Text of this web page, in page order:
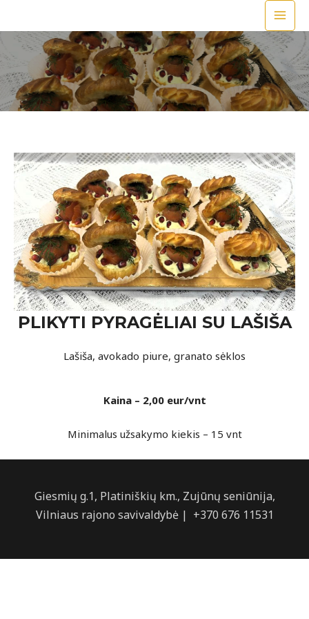
PLIKYTI PYRAGĖLIAI SU LAŠIŠA
Lašiša, avokado piure, granato sėklos
Kaina – 2,00 eur/vnt
Minimalus užsakymo kiekis – 15 vnt
Giesmių g.1, Platiniškių km., Zujūnų seniūnija,
Vilniaus rajono savivaldybė | +370 676 11531